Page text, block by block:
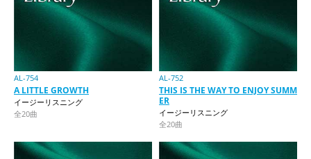
AL-754
A LITTLE GROWTH
イージーリスニング
全20曲
AL-752
THIS IS THE WAY TO ENJOY SUMM
ER
イージーリスニング
全20曲